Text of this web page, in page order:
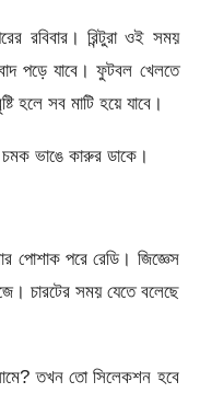
রবিবার। রিন্টুরা ওই সময়
বাদ পড়ে যাবে। ফুটবল খেলতে
হলে সব মাটি হয়ে যাবে।
চমক ভাঙে কারুর ডাকে।
পোশাক পরে রেডি। জিজ্ঞেস
চারটের সময় যেতে বলেছে
তখন তো সিলেকশন হবে